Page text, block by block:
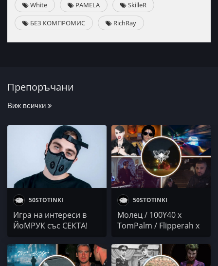
White PAMELA SkilleR
БЕЗ КОМПРОМИС RichRay
Препоръчани
Виж всички
50STOTINKI
Игра на интереси в
ЙоМРУК със СЕКТА!
50STOTINKI
Молец / 100Y40 x
TomPalm / Flipperah x
BassBro / ILINSKI /
БОЖКАТА / Осем Пет